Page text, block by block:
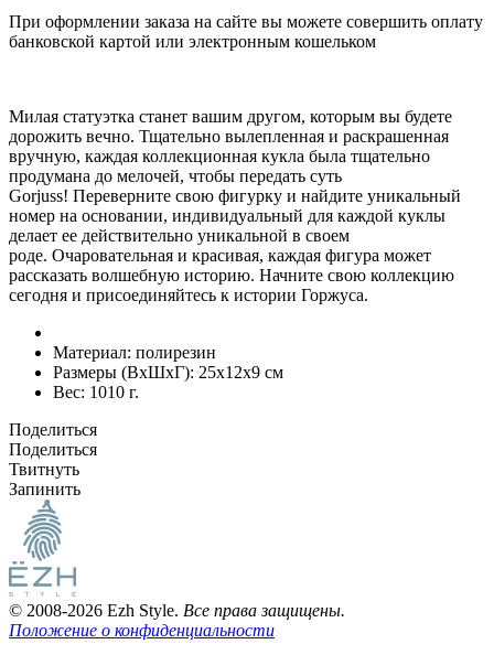
При оформлении заказа на сайте вы можете совершить оплату
банковской картой или электронным кошельком
Милая статуэтка станет вашим другом, которым вы будете
дорожить вечно. Тщательно вылепленная и раскрашенная
вручную, каждая коллекционная кукла была тщательно
продумана до мелочей, чтобы передать суть
Gorjuss! Переверните свою фигурку и найдите уникальный
номер на основании, индивидуальный для каждой куклы
делает ее действительно уникальной в своем
роде. Очаровательная и красивая, каждая фигура может
рассказать волшебную историю. Начните свою коллекцию
сегодня и присоединяйтесь к истории Горжуса.
Материал: полирезин
Размеры (ВxШxГ): 25x12x9 см
Вес: 1010 г.
Поделиться
Поделиться
Твитнуть
Запинить
© 2008-2026 Ezh Style. Все права защищены.
Положение о конфиденциальности